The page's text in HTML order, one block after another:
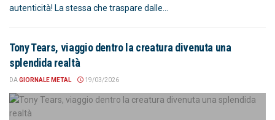
autenticità! La stessa che traspare dalle...
Tony Tears, viaggio dentro la creatura divenuta una
splendida realtà
DAGIORNALE METAL 19/03/2026